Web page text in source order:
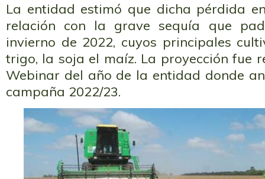
La entidad estimó que dicha pérdida
relación con la grave sequía que
invierno de 2022, cuyos principales
trigo, la soja el maíz. La proyección fue
Webinar del año de la entidad donde
campaña 2022/23.